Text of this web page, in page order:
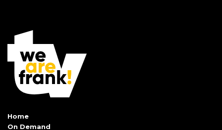
Home
On Demand